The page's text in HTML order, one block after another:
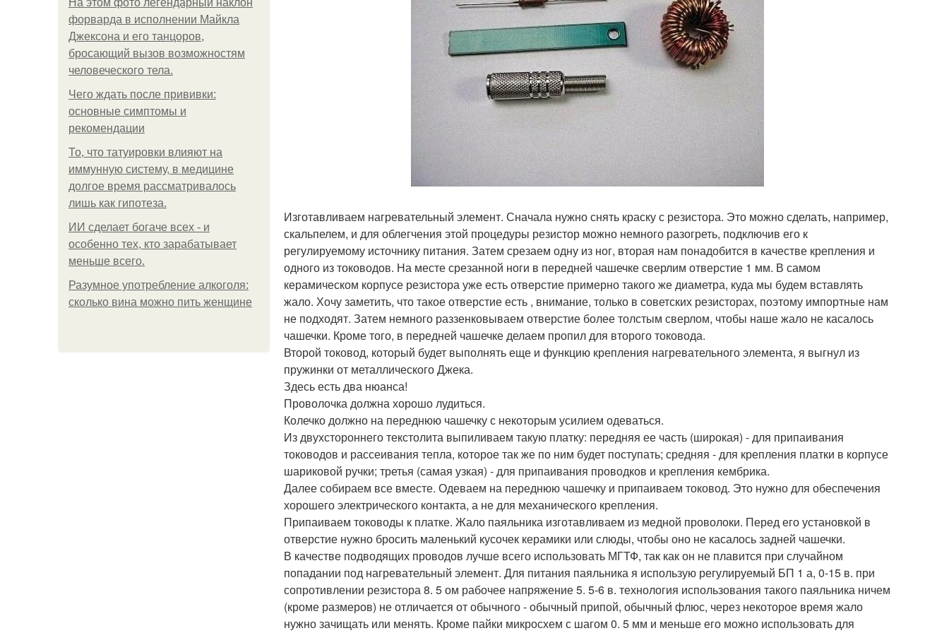
На этом фото легендарный наклон
форварда в исполнении Майкла
Джексона и его танцоров,
бросающий вызов возможностям
человеческого тела.
Чего ждать после прививки:
основные симптомы и
рекомендации
То, что татуировки влияют на
иммунную систему, в медицине
долгое время рассматривалось
лишь как гипотеза.
ИИ сделает богаче всех - и
особенно тех, кто зарабатывает
меньше всего.
Разумное употребление алкоголя:
сколько вина можно пить женщине
Изготавливаем нагревательный элемент. Сначала нужно снять краску с резистора. Это можно сделать, например,
скальпелем, и для облегчения этой процедуры резистор можно немного разогреть, подключив его к
регулируемому источнику питания. Затем срезаем одну из ног, вторая нам понадобится в качестве крепления и
одного из тоководов. На месте срезанной ноги в передней чашечке сверлим отверстие 1 мм. В самом
керамическом корпусе резистора уже есть отверстие примерно такого же диаметра, куда мы будем вставлять
жало. Хочу заметить, что такое отверстие есть , внимание, только в советских резисторах, поэтому импортные нам
не подходят. Затем немного раззенковываем отверстие более толстым сверлом, чтобы наше жало не касалось
чашечки. Кроме того, в передней чашечке делаем пропил для второго токовода.
Второй токовод, который будет выполнять еще и функцию крепления нагревательного элемента, я выгнул из
пружинки от металлического Джека.
Здесь есть два нюанса!
Проволочка должна хорошо лудиться.
Колечко должно на переднюю чашечку с некоторым усилием одеваться.
Из двухстороннего текстолита выпиливаем такую платку: передняя ее часть (широкая) - для припаивания
тоководов и рассеивания тепла, которое так же по ним будет поступать; средняя - для крепления платки в корпусе
шариковой ручки; третья (самая узкая) - для припаивания проводков и крепления кембрика.
Далее собираем все вместе. Одеваем на переднюю чашечку и припаиваем токовод. Это нужно для обеспечения
хорошего электрического контакта, а не для механического крепления.
Припаиваем тоководы к платке. Жало паяльника изготавливаем из медной проволоки. Перед его установкой в
отверстие нужно бросить маленький кусочек керамики или слюды, чтобы оно не касалось задней чашечки.
В качестве подводящих проводов лучше всего использовать МГТФ, так как он не плавится при случайном
попадании под нагревательный элемент. Для питания паяльника я использую регулируемый БП 1 а, 0-15 в. при
сопротивлении резистора 8. 5 ом рабочее напряжение 5. 5-6 в. технология использования такого паяльника ничем
(кроме размеров) не отличается от обычного - обычный припой, обычный флюс, через некоторое время жало
нужно зачищать или менять. Кроме пайки микросхем с шагом 0. 5 мм и меньше его можно использовать для